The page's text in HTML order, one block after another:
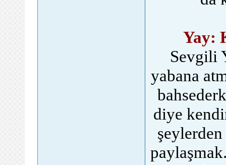
Yay:
Sevgili
yabana
diye